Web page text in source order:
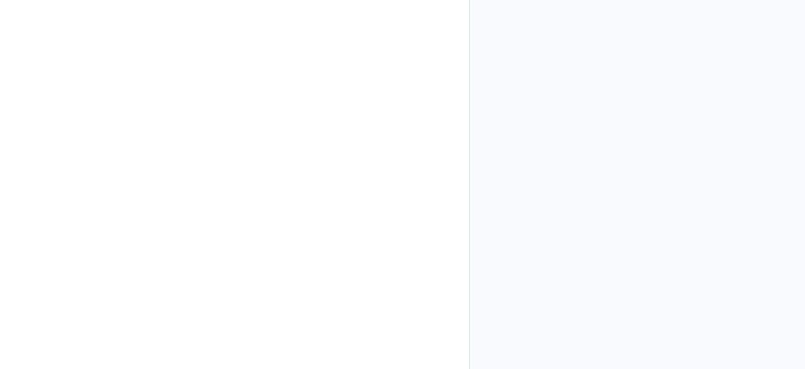
entdecken die
ist, dass man jede
für
Managementfee
Aber auch in diesem Fall
benützen.
Fußabdruck zu
mit dem Rad. Hier
sind Sie aufgrund
und können hier das
finden oder eine wertvolle
Tourismus- und
Gemeinde verzaubern!
vermittelnden Dritten ein